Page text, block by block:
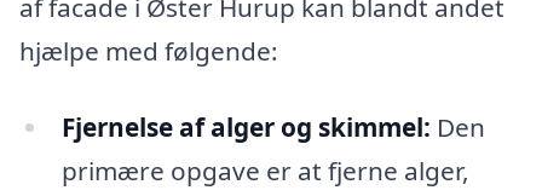
hjælpe med følgende:
Fjernelse af alger og skimmel: Den
primære opgave er at fjerne alger,